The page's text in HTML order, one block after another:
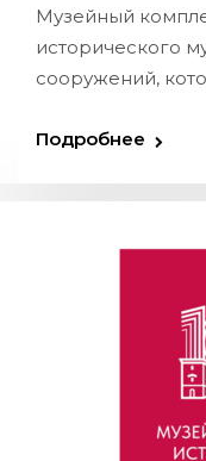
Музейный
исторического
сооружений,
Подробнее